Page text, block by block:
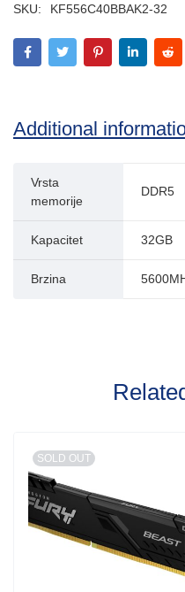
SKU: KF556C40BBAK2-32
Additional
Vrsta
memorije
DDR5
Kapacitet 32GB
Brzina
SOLD OUT